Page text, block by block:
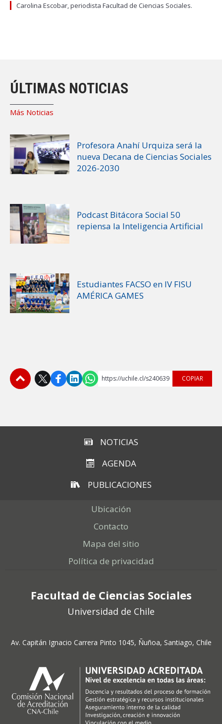
Carolina Escobar, periodista Facultad de Ciencias Sociales.
ÚLTIMAS NOTICIAS
Más Noticias
Profesora Anahí Urquiza será la
nueva Decana de Ciencias Sociales
2026-2030
Podcast Bitácora Social 50
repiensa la Inteligencia Artificial
Estudiantes FACSO en IV FISU
AMÉRICA GAMES
https://uchile.cl/s240639 COPIAR
NOTICIAS
AGENDA
PUBLICACIONES
Ubicación
Contacto
Mapa del sitio
Política de privacidad
Facultad de Ciencias Sociales
Universidad de Chile
Av. Capitán Ignacio Carrera Pinto 1045, Ñuñoa, Santiago, Chile